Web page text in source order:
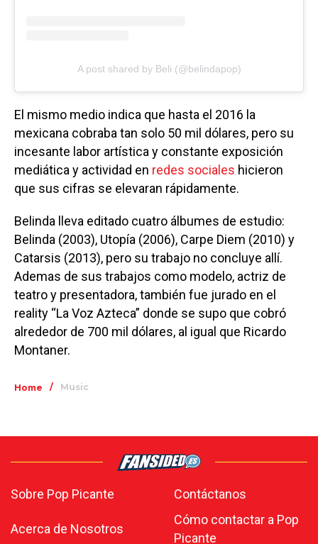
A post shared by Beli (@belindapop)
El mismo medio indica que hasta el 2016 la
mexicana cobraba tan solo 50 mil dólares, pero su
incesante labor artística y constante exposición
mediática y actividad en redes sociales hicieron
que sus cifras se elevaran rápidamente.
Belinda lleva editado cuatro álbumes de estudio:
Belinda (2003), Utopía (2006), Carpe Diem (2010) y
Catarsis (2013), pero su trabajo no concluye allí.
Ademas de sus trabajos como modelo, actriz de
teatro y presentadora, también fue jurado en el
reality “La Voz Azteca” donde se supo que cobró
alrededor de 700 mil dólares, al igual que Ricardo
Montaner.
Home / Music
Sobre Pop Picante Contáctanos
Acerca de Nosotros
Cómo contactar a Pop
Picante